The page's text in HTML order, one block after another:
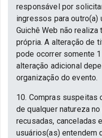
responsável por
ingressos para outro(a)
Guichê Web não
própria. A alteração de
pode ocorrer somente
alteração adicional
organização do evento.
10. Compras suspeitas
de qualquer natureza
recusadas, canceladas
usuários(as) entendem